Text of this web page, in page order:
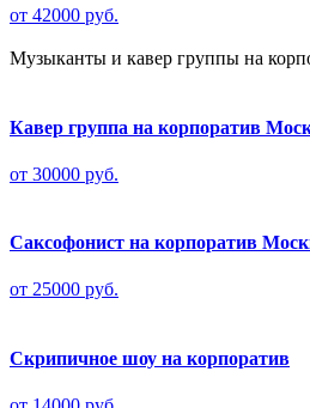
от 42000 руб.
Музыканты и кавер группы на
Кавер группа на корпоратив
от 30000 руб.
Саксофонист на корпоратив
от 25000 руб.
Скрипичное шоу на корпоратив